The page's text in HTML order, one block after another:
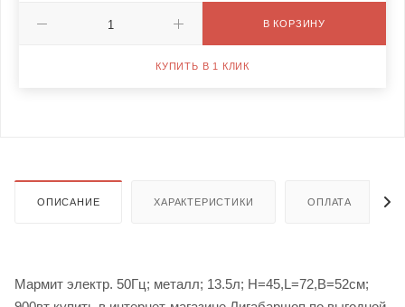
В КОРЗИНУ
КУПИТЬ В 1 КЛИК
ОПИСАНИЕ ХАРАКТЕРИСТИКИ ОПЛАТА
Мармит электр. 50Гц; металл; 13.5л; H=45,L=72,B=52см;